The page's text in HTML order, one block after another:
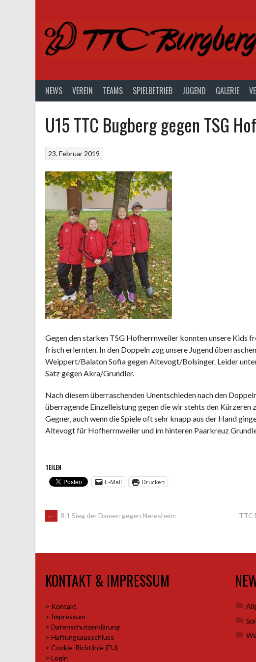
NEWS VEREIN TEAMS SPIELBETRIEB JUGEND GALERIE
U15 TTC Bugberg gegen TSG
23. Februar 2019
Gegen den starken TSG Hofherrnweiler konnten unsere Kids
frisch erlernten. In den Doppeln zog unsere Jugend
Weippert/Balaton Sofia gegen Altevogt/Bolsinger. Leider
Satz gegen Akra/Grundler.
Nach diesem überraschenden Unentschieden nach den
überragende Einzelleistung gegen die wir stehts den Kürzeren
Gegner, auch wenn die Spiele oft sehr knapp aus der Hand
Altevogt für Hofherrnweiler und im hinteren Paarkreuz
TEILEN
E-Mail
Drucken
ARTIKEL-
NAVIGATION
← 8:1 Sieg der Damen gegen Neresheim
TTC
KONTAKT & IMPRESSUM
> Kontakt
> Impressum
> Datenschutzerklärung
> Haftungsausschluss
> Cookie-Richtlinie (EU)
> Login